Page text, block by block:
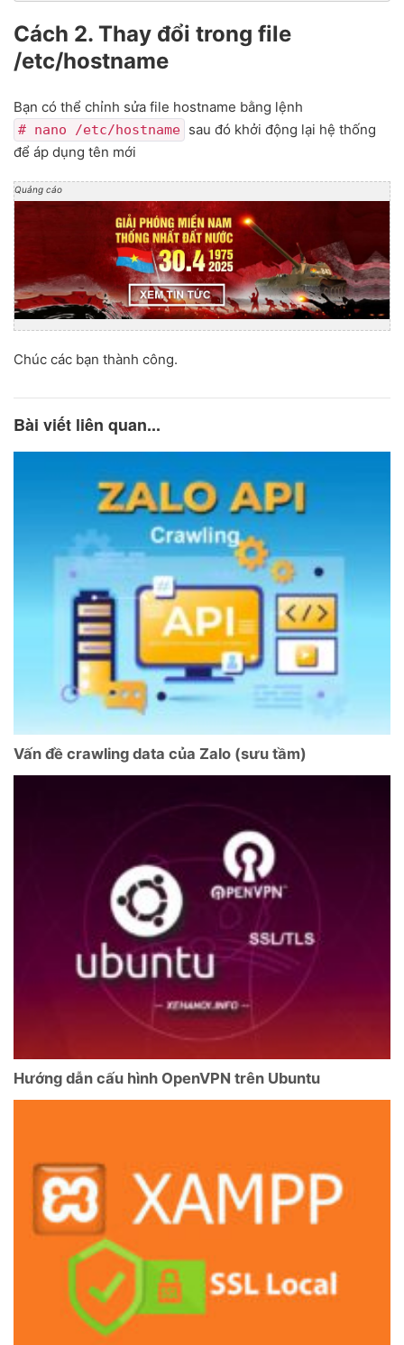
Cách 2. Thay đổi trong file
/etc/hostname
Bạn có thể chỉnh sửa file hostname bằng lệnh
# nano /etc/hostname sau đó khởi động lại hệ thống
để áp dụng tên mới
Quảng cáo
Chúc các bạn thành công.
Bài viết liên quan...
Vấn đề crawling data của Zalo (sưu tầm)
Hướng dẫn cấu hình OpenVPN trên Ubuntu